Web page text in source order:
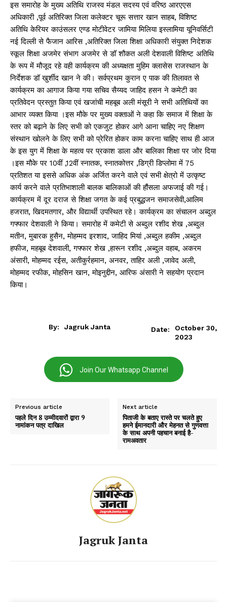
इस समारोह के मुख्य अतिथि राजस्व मंडल सदस्य एवं वरिष्ठ आरएएस
अधिकारी ,पूर्व अतिरिक्त जिला कलेक्टर चूरू सत्तार खान साहब, विशिष्ट
अतिथि केरियर काउंसलर एण्ड मोटीवेटर जामिया मिलिया इस्लामिया यूनिवर्सिटी
नई दिल्ली से फैजान आरिस ,अतिरिक्त जिला शिक्षा अधिकारी संयुक्त निदेशक
स्कूल शिक्षा अजमेर संभाग अजमेर से डॉ शौकत अली देशवाली विशिष्ट अतिथि
के रूप में मौजूद रहे वही कार्यक्रम की अध्यक्षता मुहिम क्लासेस राजस्थान के
निर्देशक डॉ खुर्शीद खान ने की। सर्वप्रथम कुरान ए पाक की तिलावत से
कार्यक्रम का आगाज किया गया सचिव सैय्यद जाहिद हसन ने कमेटी का
प्रतिवेदन प्रस्तुत किया एवं खजांची महबूब अली मंसूरी ने सभी अतिथियों का
आभार व्यक्त किया ।इस मौके पर मुख्य वक्ताओं ने कहा कि समाज में शिक्षा के
स्तर को बढ़ाने के लिए सभी को एकजुट होकर आगे आना चाहिए नए शिक्षण
संस्थान खोलने के लिए सभी को प्रेरित होकर काम करना चाहिए साथ ही आज
के इस युग में शिक्षा के महत्व पर प्रकाश डाला और बालिका शिक्षा पर जोर दिया
।इस मौके पर 10वीं ,12वीं स्नातक, स्नातकोत्तर ,डिग्री डिप्लोमा में 75
प्रतिशत या इससे अधिक अंक अर्जित करने वाले एवं सभी क्षेत्रो में उत्कृष्ट
कार्य करने वाले प्रतिभाशाली बालक बालिकाओं की हौंसला अफजाई की गई।
कार्यक्रम में दूर दराज से शिक्षा जगत के कई प्रबुद्धजन समाजसेवी,आलिम
हजरात, खिदमतगार, और विद्यार्थी उपस्थित रहे। कार्यक्रम का संचालन अब्दुल
गफ्फार देशवाली ने किया। समारोह में कमेटी से अब्दुल रशीद शेख ,अब्दुल
मतीन, मुबारक हुसैन, मोहम्मद इरशाद, जाहिद मियां ,अब्दुल हकीम ,अब्दुल
हफीज, महबूब देशवाली, गफ्फार शेख ,हारून रशीद ,अब्दुल वहाब, अकरम
अंसारी, मोहम्मद रईस, अतीकुर्रहमान, अनवर, ताहिर अली ,जावेद अली,
मोहम्मद रफीक, मोहसिन खान, मोइनुद्दीन, आरिफ अंसारी ने सहयोग प्रदान
किया।
By: Jagruk Janta Date:
October 30,
2023
Join Our Whatsapp Channel
Previous article
पहले दिन 8 उम्मीदवारों द्वारा 9
नामांकन पत्र दाखिल
Next article
पिताजी के बताए रास्ते पर चलते हुए
हमने ईमानदारी और मेहनत से गुणवत्ता
के साथ अपनी पहचान बनाई है-
रामअवतार
Jagruk Janta